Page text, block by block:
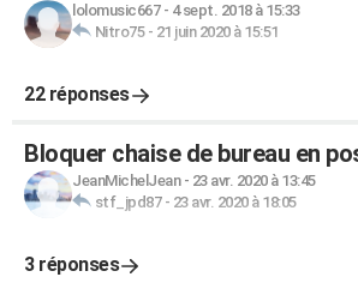
lolomusic667- 4 sept. 2018 à 15:33
Nitro75- 21 juin 2020 à 15:51
22 réponses
Bloquer chaise de bureau en
JeanMichelJean- 23 avr. 2020 à 13:45
stf_jpd87- 23 avr. 2020 à 18:05
3 réponses